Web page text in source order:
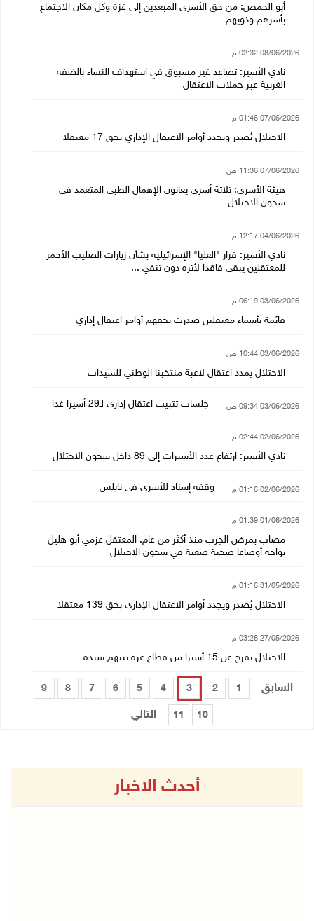
أبو الحمص: من حق الأسرى المبعدين إلى غزة وكل مكان الاجتماع
بأسرهم وذويهم
08/06/2026 02:32 م
نادي الأسير: تصاعد غير مسبوق في استهداف النساء بالضفة
الغربية عبر حملات الاعتقال
07/06/2026 01:46 م
الاحتلال يُصدر ويجدد أوامر الاعتقال الإداري بحق 17 معتقلا
07/06/2026 11:36 ص
هيئة الأسرى: ثلاثة أسرى يعانون الإهمال الطبي المتعمد في
سجون الاحتلال
04/06/2026 12:17 م
نادي الأسير: قرار "العليا" الإسرائيلية بشأن زيارات الصليب الأحمر
للمعتقلين يبقى فاقدا لأثره دون تنفي ...
03/06/2026 06:19 م
قائمة بأسماء معتقلين صدرت بحقهم أوامر اعتقال إداري
03/06/2026 10:44 ص
الاحتلال يمدد اعتقال لاعبة منتخبنا الوطني للسيدات
03/06/2026 09:34 ص جلسات تثبيت اعتقال إداري لـ29 أسيرا غدا
02/06/2026 02:44 م
نادي الأسير: ارتفاع عدد الأسيرات إلى 89 داخل سجون الاحتلال
02/06/2026 01:16 م وقفة إسناد للأسرى في نابلس
01/06/2026 01:39 م
مصاب بمرض الجرب منذ أكثر من عام: المعتقل عزمي أبو هليل
يواجه أوضاعا صحية صعبة في سجون الاحتلال
31/05/2026 01:16 م
الاحتلال يُصدر ويجدد أوامر الاعتقال الإداري بحق 139 معتقلا
27/05/2026 03:28 م
الاحتلال يفرج عن 15 أسيرا من قطاع غزة بينهم سيدة
السابق 1
2
3
4
5
6
7
8
9
10
11 التالي
أحدث الاخبار